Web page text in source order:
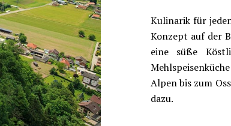
Kulinarik für
Konzept auf der
eine süße
Alpen bis zum
dazu.